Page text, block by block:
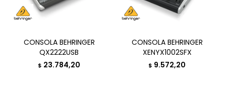
CONSOLA BEHRINGER
QX2222USB
$ 23.784,20
CONSOLA BEHRINGER
XENYX1002SFX
$ 9.572,20